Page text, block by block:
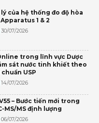
của hệ thống đo độ hòa
1 & 2
30/07/2026
trong lĩnh vực Dược
sát nước tinh khiết theo
USP
14/07/2026
– Bước tiến mới trong
MS/MS định lượng
06/07/2026